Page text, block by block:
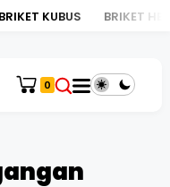
KUBUS BRIKET
0